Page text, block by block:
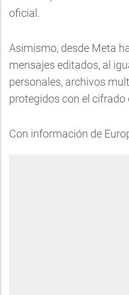
oficial.
Asimismo, desde Meta
mensajes editados, al
personales, archivos
protegidos con el
Con información de